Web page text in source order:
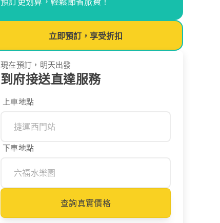
立即預訂，享受折扣
現在預訂，明天出發
到府接送直達服務
上車地點
下車地點
查詢真實價格